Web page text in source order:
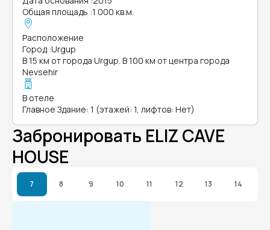
Общая площадь :1 000 кв.м.
Расположение
Город :Urgup
В 15 км от города Urgup. В 100 км от центра города
Nevsehir
В отеле
Главное Здание: 1 (этажей: 1, лифтов: Нет)
Забронировать ELIZ CAVE
HOUSE
7 8 9 10 11 12 13 14